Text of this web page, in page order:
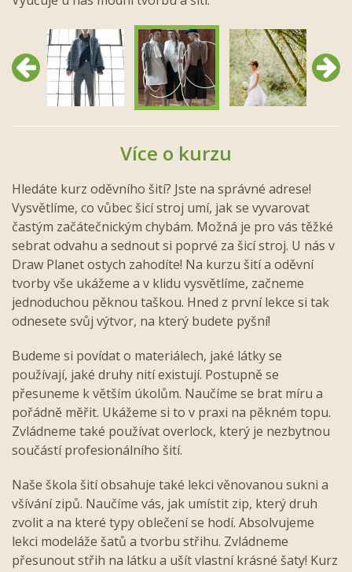
Předchozí Další
Více o kurzu
Hledáte kurz oděvního šití? Jste na správné adrese!
Vysvětlíme, co vůbec šicí stroj umí, jak se vyvarovat
častým začátečnickým chybám. Možná je pro vás těžké
sebrat odvahu a sednout si poprvé za šicí stroj. U nás v
Draw Planet ostych zahodíte! Na kurzu šití a oděvní
tvorby vše ukážeme a v klidu vysvětlíme, začneme
jednoduchou pěknou taškou. Hned z první lekce si tak
odnesete svůj výtvor, na který budete pyšní!
Budeme si povídat o materiálech, jaké látky se
používají, jaké druhy nití existují. Postupně se
přesuneme k větším úkolům. Naučíme se brat míru a
pořádně měřit. Ukážeme si to v praxi na pěkném topu.
Zvládneme také používat overlock, který je nezbytnou
součástí profesionálního šití.
Naše škola šití obsahuje také lekci věnovanou sukni a
všívání zipů. Naučíme vás, jak umístit zip, který druh
zvolit a na které typy oblečení se hodí. Absolvujeme
lekci modeláže šatů a tvorbu střihu. Zvládneme
přesunout střih na látku a ušít vlastní krásné šaty! Kurz